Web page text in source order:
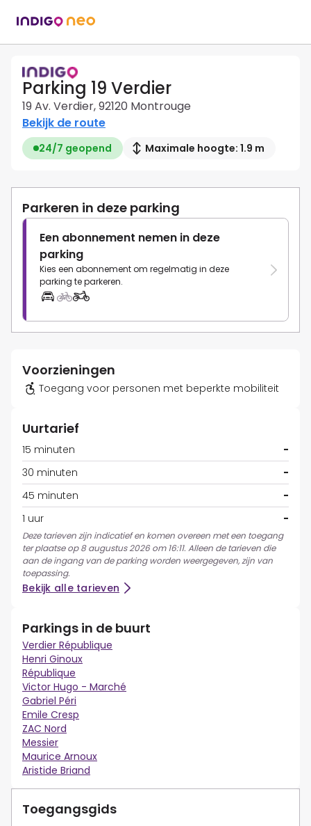
Parking 19 Verdier
19 Av. Verdier, 92120 Montrouge
Bekijk de route
24/7 geopend Maximale hoogte: 1.9 m
Parkeren in deze parking
Een abonnement nemen in deze
parking
Kies een abonnement om regelmatig in deze
parking te parkeren.
Voorzieningen
Toegang voor personen met beperkte mobiliteit
Uurtarief
15 minuten
-
30 minuten
-
45 minuten
-
1 uur
-
Deze tarieven zijn indicatief en komen overeen met een toegang
ter plaatse op 8 augustus 2026 om 16:11. Alleen de tarieven die
aan de ingang van de parking worden weergegeven, zijn van
toepassing.
Bekijk alle tarieven
Parkings in de buurt
Verdier République
Henri Ginoux
République
Victor Hugo - Marché
Gabriel Péri
Emile Cresp
ZAC Nord
Messier
Maurice Arnoux
Aristide Briand
Toegangsgids